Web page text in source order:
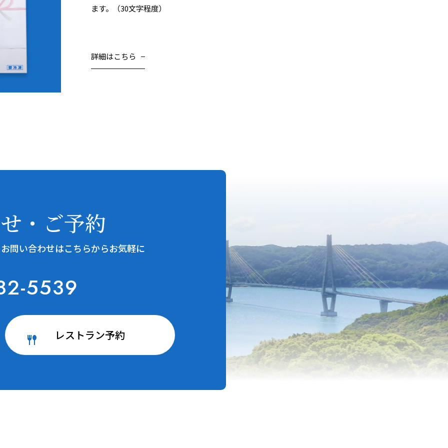
ます。（30文字程度）
詳細はこちら
・ご予約
問い合わせはこちらからお気軽に
5539
レストラン予約